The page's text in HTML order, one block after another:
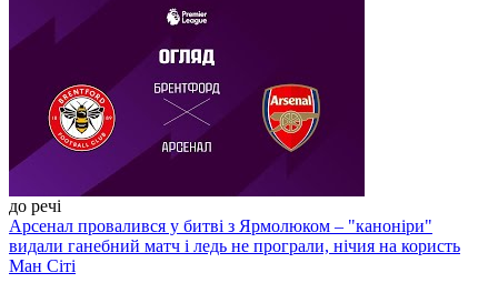
до речі
Арсенал провалився у битві з Ярмолюком – "каноніри"
видали ганебний матч і ледь не програли, нічия на користь
Ман Сіті